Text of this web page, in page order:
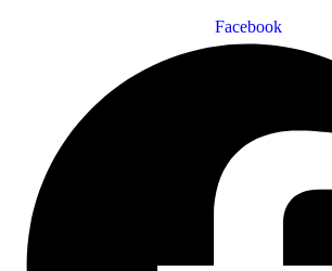
Facebook